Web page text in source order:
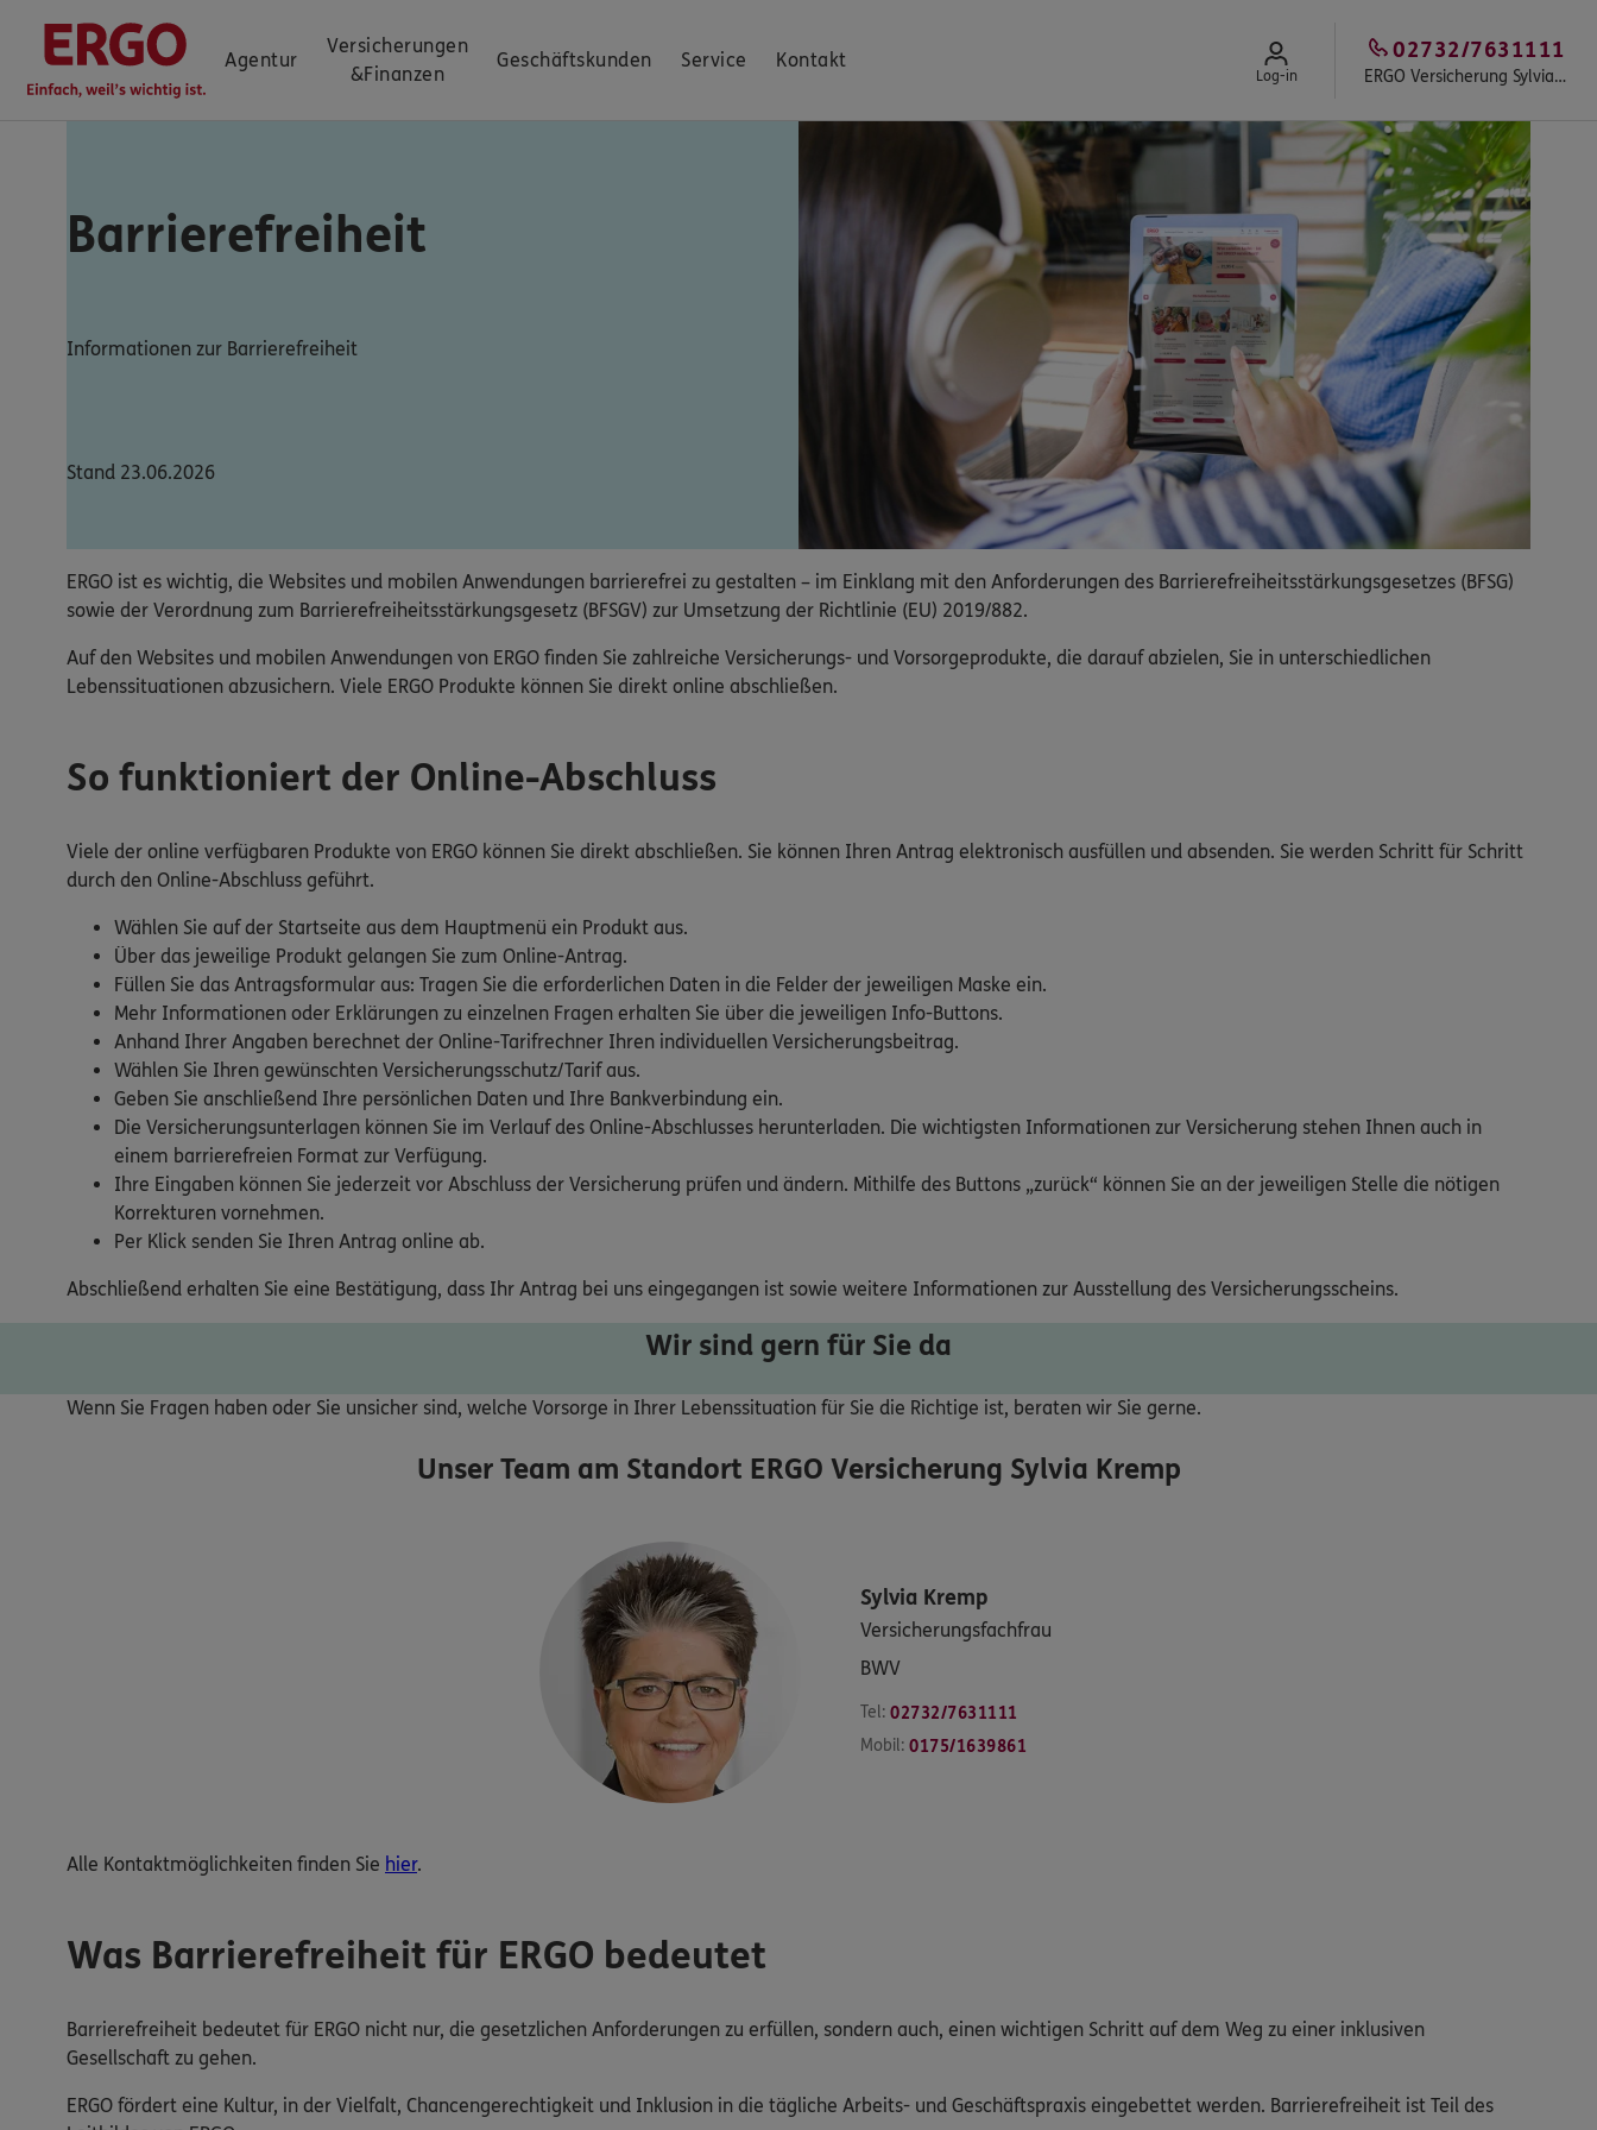
Agentur
Versicherungen
&Finanzen
Geschäftskunden Service Kontakt
Log-in ERGO Versicherung Sylvia Kremp
02732/7631111
Barrierefreiheit
Informationen zur Barrierefreiheit
Stand 23.06.2026
ERGO ist es wichtig, die Websites und mobilen Anwendungen barrierefrei zu gestalten – im Einklang mit den Anforderungen des Barrierefreiheitsstärkungsgesetzes (BFSG)
sowie der Verordnung zum Barrierefreiheitsstärkungsgesetz (BFSGV) zur Umsetzung der Richtlinie (EU) 2019/882.
Auf den Websites und mobilen Anwendungen von ERGO finden Sie zahlreiche Versicherungs- und Vorsorgeprodukte, die darauf abzielen, Sie in unterschiedlichen
Lebenssituationen abzusichern. Viele ERGO Produkte können Sie direkt online abschließen.
So funktioniert der Online-Abschluss
Viele der online verfügbaren Produkte von ERGO können Sie direkt abschließen. Sie können Ihren Antrag elektronisch ausfüllen und absenden. Sie werden Schritt für Schritt
durch den Online-Abschluss geführt.
Wählen Sie auf der Startseite aus dem Hauptmenü ein Produkt aus.
Über das jeweilige Produkt gelangen Sie zum Online-Antrag.
Füllen Sie das Antragsformular aus: Tragen Sie die erforderlichen Daten in die Felder der jeweiligen Maske ein.
Mehr Informationen oder Erklärungen zu einzelnen Fragen erhalten Sie über die jeweiligen Info-Buttons.
Anhand Ihrer Angaben berechnet der Online-Tarifrechner Ihren individuellen Versicherungsbeitrag.
Wählen Sie Ihren gewünschten Versicherungsschutz/Tarif aus.
Geben Sie anschließend Ihre persönlichen Daten und Ihre Bankverbindung ein.
Die Versicherungsunterlagen können Sie im Verlauf des Online-Abschlusses herunterladen. Die wichtigsten Informationen zur Versicherung stehen Ihnen auch in
einem barrierefreien Format zur Verfügung.
Ihre Eingaben können Sie jederzeit vor Abschluss der Versicherung prüfen und ändern. Mithilfe des Buttons „zurück“ können Sie an der jeweiligen Stelle die nötigen
Korrekturen vornehmen.
Per Klick senden Sie Ihren Antrag online ab.
Abschließend erhalten Sie eine Bestätigung, dass Ihr Antrag bei uns eingegangen ist sowie weitere Informationen zur Ausstellung des Versicherungsscheins.
Wir sind gern für Sie da
Wenn Sie Fragen haben oder Sie unsicher sind, welche Vorsorge in Ihrer Lebenssituation für Sie die Richtige ist, beraten wir Sie gerne.
Unser Team am Standort ERGO Versicherung Sylvia Kremp
Sylvia Kremp
Versicherungsfachfrau
BWV
Tel: 02732/7631111
Mobil: 0175/1639861
Alle Kontaktmöglichkeiten finden Sie hier.
Was Barrierefreiheit für ERGO bedeutet
Barrierefreiheit bedeutet für ERGO nicht nur, die gesetzlichen Anforderungen zu erfüllen, sondern auch, einen wichtigen Schritt auf dem Weg zu einer inklusiven
Gesellschaft zu gehen.
ERGO fördert eine Kultur, in der Vielfalt, Chancengerechtigkeit und Inklusion in die tägliche Arbeits- und Geschäftspraxis eingebettet werden. Barrierefreiheit ist Teil des